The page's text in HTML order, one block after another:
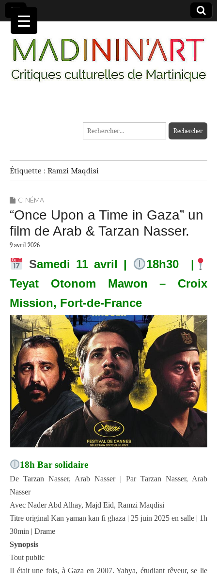
MADININ'ART
Rechercher :
Étiquette : Ramzi Maqdisi
CINÉMA
“Once Upon a Time in Gaza” un
film de Arab & Tarzan Nasser.
9 avril 2026
Samedi 11 avril |
18h30 |
Teyat Otonom Mawon – Croix
Mission, Fort-de-France
18h Bar solidaire
De Tarzan Nasser, Arab Nasser | Par Tarzan Nasser, Arab
Nasser
Avec Nader Abd Alhay, Majd Eid, Ramzi Maqdisi
Titre original Kan yaman kan fi ghaza | 25 juin 2025 en salle | 1h
30min | Drame
Synopsis
Tout public
Il était une fois, à Gaza en 2007. Yahya, étudiant rêveur, se lie